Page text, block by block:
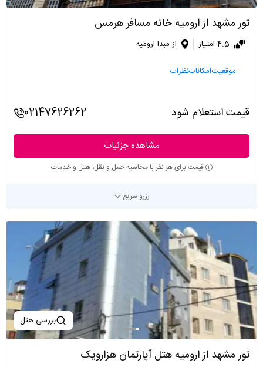
تور مشهد از ارومیه خانه مسافر هرمس
4.5 امتیاز از مبدا ارومیه
موقعیتامکاناتنظرات
قیمت استعلام شود 02147626262
مشاهده جزئیات
قیمت برای هر نفر با محاسبه حمل و نقل، هتل و خدمات
رزرو سریع
بررسی هتل
تور مشهد از ارومیه هتل آپارتمان هزارویک